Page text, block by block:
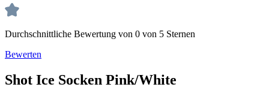
Durchschnittliche Bewertung von 0 von 5 Sternen
Bewerten
Shot Ice Socken Pink/White